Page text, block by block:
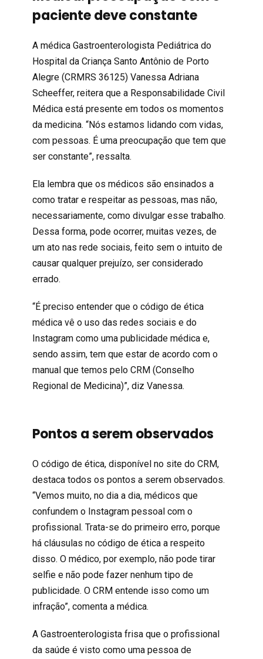
paciente deve constante
A médica Gastroenterologista Pediátrica do
Hospital da Criança Santo Antônio de Porto
Alegre (CRMRS 36125) Vanessa Adriana
Scheeffer, reitera que a Responsabilidade Civil
Médica está presente em todos os momentos
da medicina. “Nós estamos lidando com vidas,
com pessoas. É uma preocupação que tem que
ser constante”, ressalta.
Ela lembra que os médicos são ensinados a
como tratar e respeitar as pessoas, mas não,
necessariamente, como divulgar esse trabalho.
Dessa forma, pode ocorrer, muitas vezes, de
um ato nas rede sociais, feito sem o intuito de
causar qualquer prejuízo, ser considerado
errado.
“É preciso entender que o código de ética
médica vê o uso das redes sociais e do
Instagram como uma publicidade médica e,
sendo assim, tem que estar de acordo com o
manual que temos pelo CRM (Conselho
Regional de Medicina)”, diz Vanessa.
Pontos a serem observados
O código de ética, disponível no site do CRM,
destaca todos os pontos a serem observados.
“Vemos muito, no dia a dia, médicos que
confundem o Instagram pessoal com o
profissional. Trata-se do primeiro erro, porque
há cláusulas no código de ética a respeito
disso. O médico, por exemplo, não pode tirar
selfie e não pode fazer nenhum tipo de
publicidade. O CRM entende isso como um
infração”, comenta a médica.
A Gastroenterologista frisa que o profissional
da saúde é visto como uma pessoa de